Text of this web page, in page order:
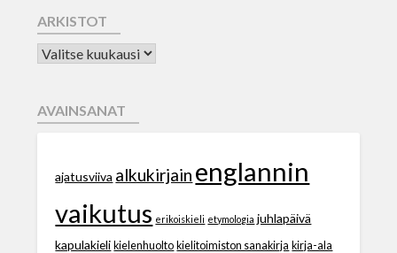
ARKISTOT
AVAINSANAT
ajatusviiva alkukirjain englannin
vaikutus erikoiskieli etymologia juhlapäivä
kapulakieli kielenhuolto kielitoimiston sanakirja kirja-ala